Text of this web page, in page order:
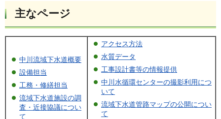
主なページ
中川流域下水道概要
設備担当
工務・修繕担当
流域下水道施設の調
査・近接協議につい
て
アクセス方法
水質データ
工事設計書等の情報提供
中川水循環センターの撮影利用につ
いて
流域下水道管路マップの公開につい
て